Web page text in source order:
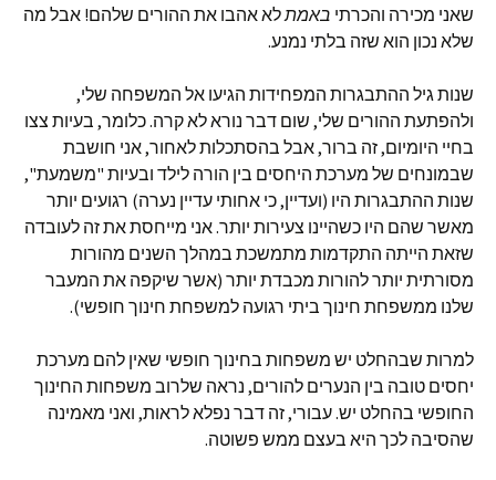
שאני מכירה והכרתי באמתלא אהבו את ההורים שלהם! אבל מה
שלא נכון הוא שזה בלתי נמנע.
שנות גיל ההתבגרות המפחידות הגיעו אל המשפחה שלי,
ולהפתעת ההורים שלי, שום דבר נורא לא קרה. כלומר, בעיות צצו
בחיי היומיום, זה ברור, אבל בהסתכלות לאחור, אני חושבת
שבמונחים של מערכת היחסים בין הורה לילד ובעיות "משמעת",
שנות ההתבגרות היו (ועדיין, כי אחותי עדיין נערה) רגועים יותר
מאשר שהם היו כשהיינו צעירות יותר. אני מייחסת את זה לעובדה
שזאת הייתה התקדמות מתמשכת במהלך השנים מהורות
מסורתית יותר להורות מכבדת יותר (אשר שיקפה את המעבר
שלנו ממשפחת חינוך ביתי רגועה למשפחת חינוך חופשי).
למרות שבהחלט יש משפחות בחינוך חופשי שאין להם מערכת
יחסים טובה בין הנערים להורים, נראה שלרוב משפחות החינוך
החופשי בהחלט יש. עבורי, זה דבר נפלא לראות, ואני מאמינה
שהסיבה לכך היא בעצם ממש פשוטה.